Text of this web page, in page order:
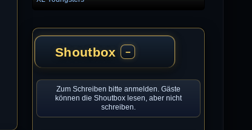
Shoutbox −
Zum Schreiben bitte anmelden. Gäste
können die Shoutbox lesen, aber nicht
schreiben.